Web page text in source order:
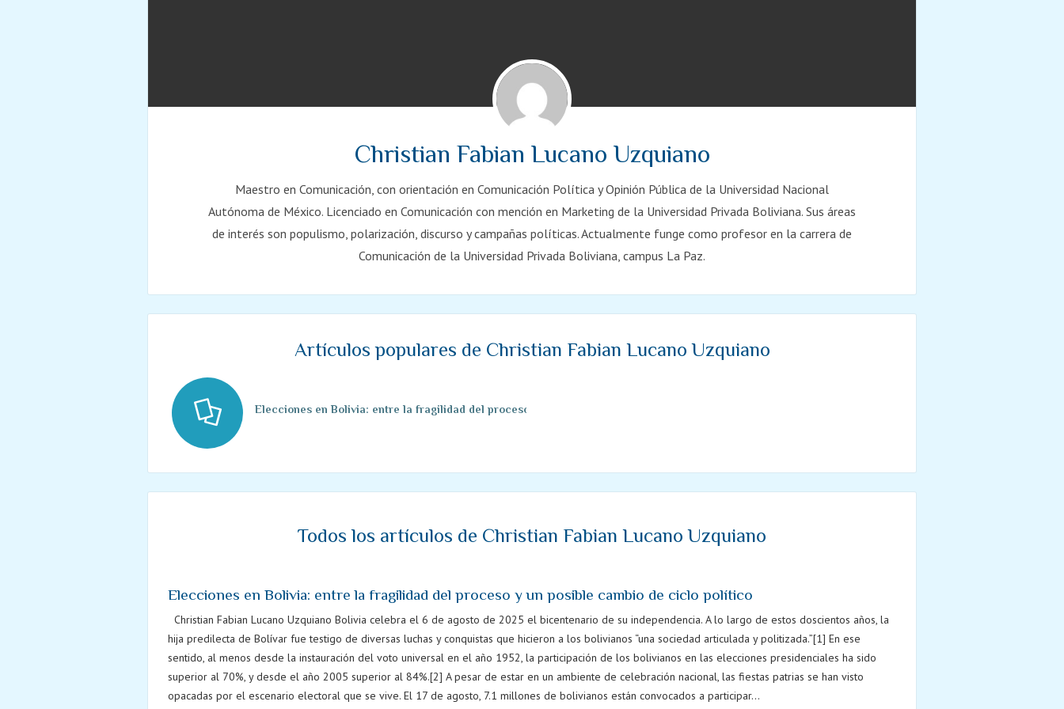
Christian Fabian Lucano Uzquiano
Maestro en Comunicación, con orientación en Comunicación Política y Opinión Pública de la Universidad Nacional
Autónoma de México. Licenciado en Comunicación con mención en Marketing de la Universidad Privada Boliviana. Sus áreas
de interés son populismo, polarización, discurso y campañas políticas. Actualmente funge como profesor en la carrera de
Comunicación de la Universidad Privada Boliviana, campus La Paz.
Artículos populares de Christian Fabian Lucano Uzquiano
Elecciones en Bolivia: entre la fragilidad del proceso y un posible cambio de ciclo político
Todos los artículos de Christian Fabian Lucano Uzquiano
Elecciones en Bolivia: entre la fragilidad del proceso y un posible cambio de ciclo político
Christian Fabian Lucano Uzquiano Bolivia celebra el 6 de agosto de 2025 el bicentenario de su independencia. A lo largo de estos doscientos años, la
hija predilecta de Bolívar fue testigo de diversas luchas y conquistas que hicieron a los bolivianos “una sociedad articulada y politizada.”[1] En ese
sentido, al menos desde la instauración del voto universal en el año 1952, la participación de los bolivianos en las elecciones presidenciales ha sido
superior al 70%, y desde el año 2005 superior al 84%.[2] A pesar de estar en un ambiente de celebración nacional, las fiestas patrias se han visto
opacadas por el escenario electoral que se vive. El 17 de agosto, 7.1 millones de bolivianos están convocados a participar...